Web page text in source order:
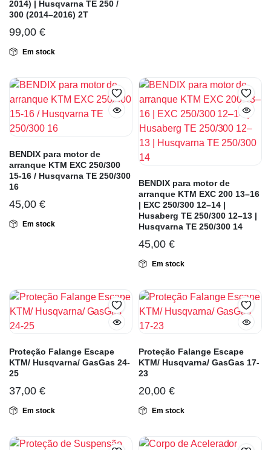
2014) | Husqvarna TE 250 /
300 (2014–2016) 2T
99,00 €
Em stock
BENDIX para motor de
arranque KTM EXC 250/300
15-16 / Husqvarna TE 250/300
16
45,00 €
Em stock
BENDIX para motor de
arranque KTM EXC 200 13–16
| EXC 250/300 12–14 |
Husaberg TE 250/300 12–13 |
Husqvarna TE 250/300 14
45,00 €
Em stock
Proteção Falange Escape
KTM/ Husqvarna/ GasGas 24-
25
37,00 €
Em stock
Proteção Falange Escape
KTM/ Husqvarna/ GasGas 17-
23
20,00 €
Em stock